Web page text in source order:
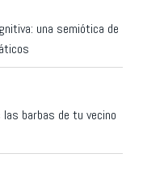
una semiótica de
las barbas de tu vecino